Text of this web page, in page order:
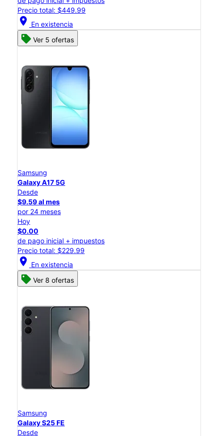
Precio total: $449.99
location_on En existencia
Ver 5 ofertas
Samsung
Galaxy A17 5G
Desde
$9.59 al mes
por 24 meses
Hoy
$0.00
de pago inicial + impuestos
Precio total: $229.99
location_on En existencia
Ver 8 ofertas
Samsung
Galaxy S25 FE
Desde